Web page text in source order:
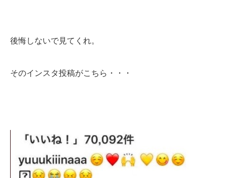
後悔しないで見てくれ。
そのインスタ投稿がこちら・・・